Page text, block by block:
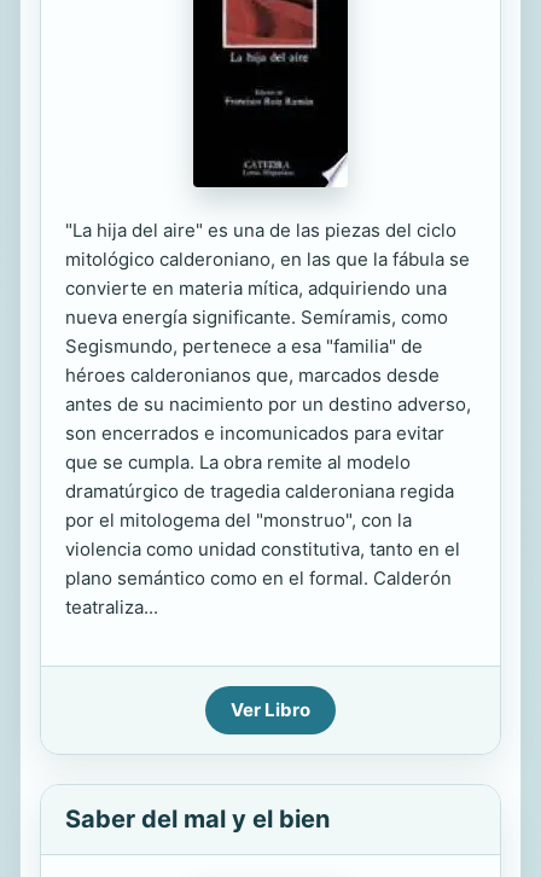
"La hija del aire" es una de las piezas del ciclo
mitológico calderoniano, en las que la fábula se
convierte en materia mítica, adquiriendo una
nueva energía significante. Semíramis, como
Segismundo, pertenece a esa "familia" de
héroes calderonianos que, marcados desde
antes de su nacimiento por un destino adverso,
son encerrados e incomunicados para evitar
que se cumpla. La obra remite al modelo
dramatúrgico de tragedia calderoniana regida
por el mitologema del "monstruo", con la
violencia como unidad constitutiva, tanto en el
plano semántico como en el formal. Calderón
teatraliza...
Ver Libro
Saber del mal y el bien